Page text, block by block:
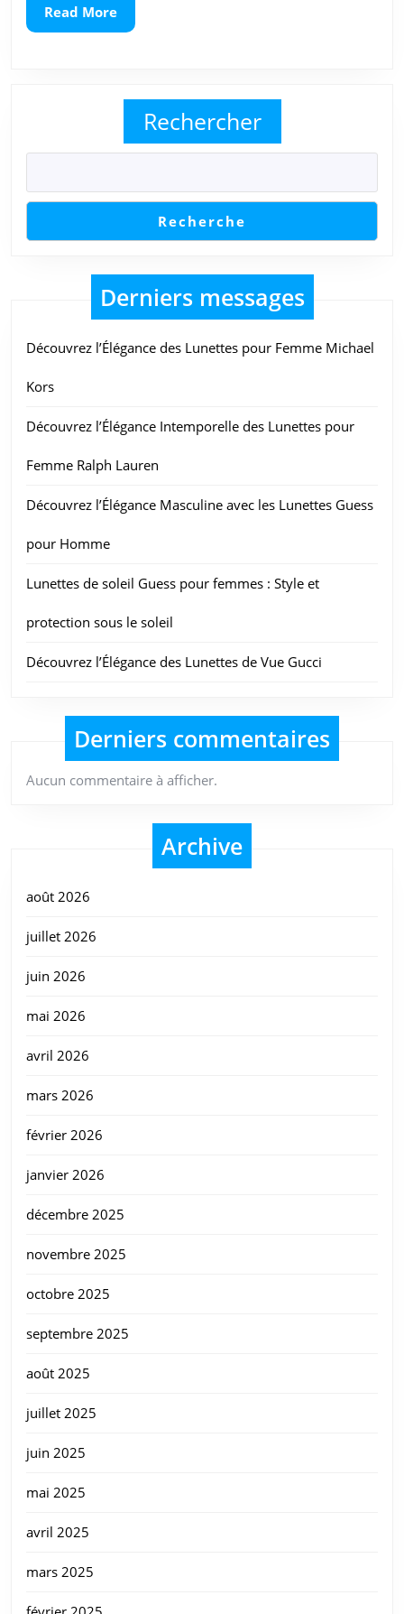
Read MoreRead
More
Rechercher
Recherche
Derniers messages
Découvrez l’Élégance des Lunettes pour Femme Michael
Kors
Découvrez l’Élégance Intemporelle des Lunettes pour
Femme Ralph Lauren
Découvrez l’Élégance Masculine avec les Lunettes Guess
pour Homme
Lunettes de soleil Guess pour femmes : Style et
protection sous le soleil
Découvrez l’Élégance des Lunettes de Vue Gucci
Derniers commentaires
Aucun commentaire à afficher.
Archive
août 2026
juillet 2026
juin 2026
mai 2026
avril 2026
mars 2026
février 2026
janvier 2026
décembre 2025
novembre 2025
octobre 2025
septembre 2025
août 2025
juillet 2025
juin 2025
mai 2025
avril 2025
mars 2025